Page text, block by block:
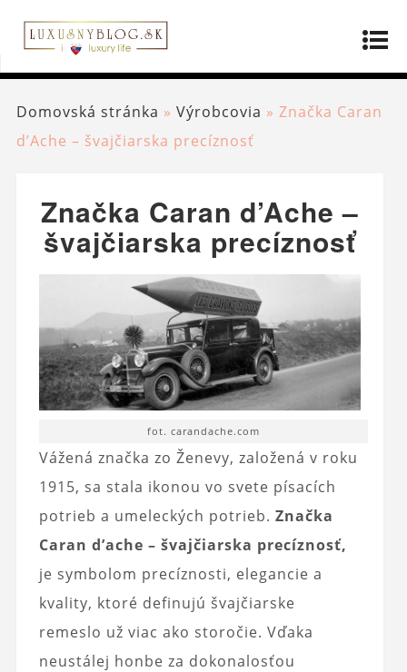
Domovská stránka » Výrobcovia » Značka Caran
d’Ache – švajčiarska precíznosť
Značka Caran d’Ache –
švajčiarska precíznosť
fot. carandache.com
Vážená značka zo Ženevy, založená v roku
1915, sa stala ikonou vo svete písacích
potrieb a umeleckých potrieb. Značka
Caran d’ache – švajčiarska precíznosť,
je symbolom precíznosti, elegancie a
kvality, ktoré definujú švajčiarske
remeslo už viac ako storočie. Vďaka
neustálej honbe za dokonalosťou